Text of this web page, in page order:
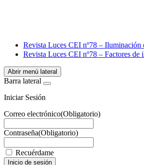
Revista Luces CEI nº78 –
Revista Luces CEI nº78 – Factores
Abrir menú lateral
Barra lateral
Iniciar Sesión
Correo electrónico(Obligatorio)
Contraseña(Obligatorio)
Recuérdame